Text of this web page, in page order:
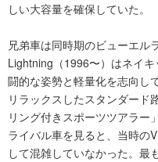
しい大容量を確保していた。
兄弟車は同時期のビューエル
Lightning（1996〜）はネイ
闘的な姿勢と軽量化を志向し
リラックスしたスタンダード
リング付きスポーツツアラー
ライバル車を見ると、当時の
して混雑していなかった。最